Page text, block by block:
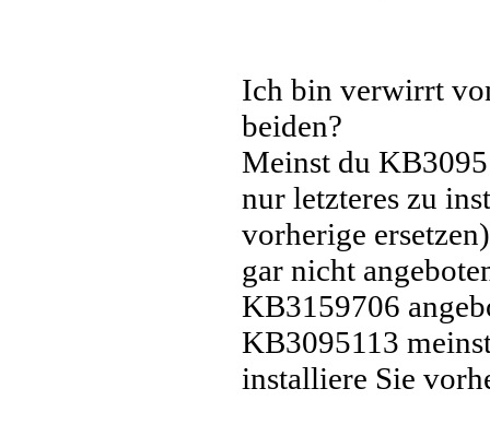
Ich bin verwirrt
beiden?
Meinst du
nur letzteres zu
vorherige
gar nicht
KB3159706
KB3095113
installiere Sie